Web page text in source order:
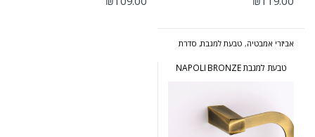
אביזרי אמבטיה, טבעת למגבת, סדרת
טבעת למגבת NAPOLI BRONZE